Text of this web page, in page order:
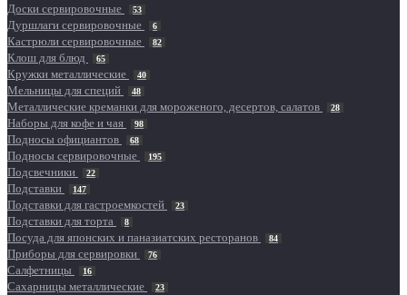
Доски сервировочные 53
Дуршлаги сервировочные 6
Кастрюли сервировочные 82
Клош для блюд 65
Кружки металлические 40
Мельницы для специй 48
Металлические креманки для мороженого, десертов, салатов 28
Наборы для кофе и чая 98
Подносы официантов 68
Подносы сервировочные 195
Подсвечники 22
Подставки 147
Подставки для гастроемкостей 23
Подставки для торта 8
Посуда для японских и паназиатских ресторанов 84
Приборы для сервировки 76
Салфетницы 16
Сахарницы металлические 23